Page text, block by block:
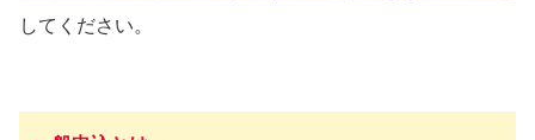
してください。